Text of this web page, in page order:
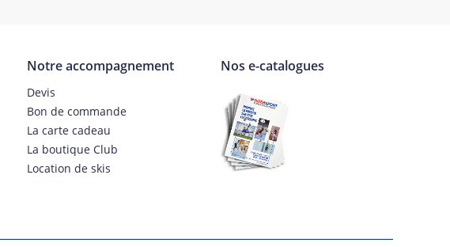
Notre accompagnement
Devis
Bon de commande
La carte cadeau
La boutique Club
Location de skis
Nos e-catalogues